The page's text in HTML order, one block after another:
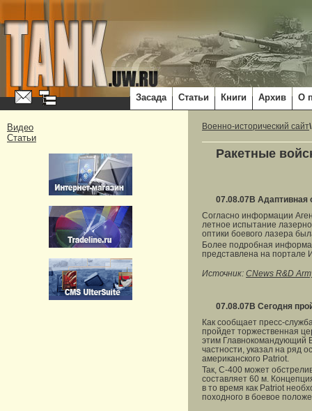
Засада Статьи Книги Архив О
Видео
Статьи
Военно-исторический сайт
Ракетные
07.08.07 В Адаптивная
Согласно информации
летное испытание
оптики боевого лазера
Более подробная
представлена на портале
Источник: CNews R&D
07.08.07 В Сегодня
Как сообщает пресс-
пройдет торжественная
этим Главнокомандующий
частности, указал на ряд
американского Patriot.
Так, С-400 может
составляет 60 м.
в то время как Patriot
походного в боевое